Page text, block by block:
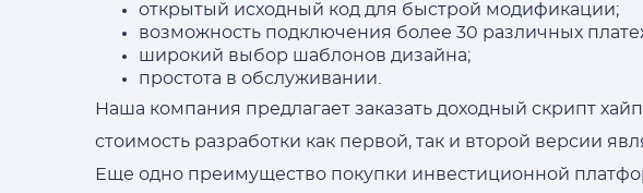
открытый исходный код для быстрой модификации;
возможность подключения более 30 различных
широкий выбор шаблонов дизайна;
простота в обслуживании.
Наша компания предлагает заказать доходный скрипт
стоимость разработки как первой, так и второй версии
Еще одно преимущество покупки инвестиционной